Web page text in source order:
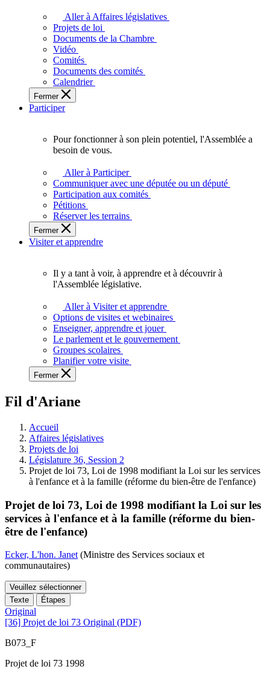
adopte
touchent
des
Ontariennes
et
Aller à Affaires législatives
Projets de loi
Documents de la Chambre
Vidéo
Comités
Documents des comités
Calendrier
Fermer
Participer
plein
potentiel,
l'Assemblée
a
besoin
de
Pour fonctionner à son plein potentiel, l'Assemblée a
besoin de vous.
Aller à Participer
Communiquer avec une députée ou un député
Participation aux comités
Pétitions
Réserver les terrains
Fermer
Visiter et apprendre
voir,
apprendre
et
à
à
législative.
Il y a tant à voir, à apprendre et à découvrir à
l'Assemblée législative.
Aller à Visiter et apprendre
Options de visites et webinaires
Enseigner, apprendre et jouer
Le parlement et le gouvernement
Groupes scolaires
Planifier votre visite
Fermer
Fil d'Ariane
Accueil
Affaires législatives
Projets de loi
Législature 36, Session 2
Projet de loi 73, Loi de 1998 modifiant la Loi sur les services
à l'enfance et à la famille (réforme du bien-être de l'enfance)
Projet de loi 73, Loi de 1998 modifiant la Loi sur les
services à l'enfance et à la famille (réforme du bien-
être de l'enfance)
Ecker, L'hon. Janet (Ministre des Services sociaux et
communautaires)
Veuillez sélectionner
Texte
Étapes
Original
[36] Projet de loi 73 Original (PDF)
B073_F
Projet de loi 73 1998